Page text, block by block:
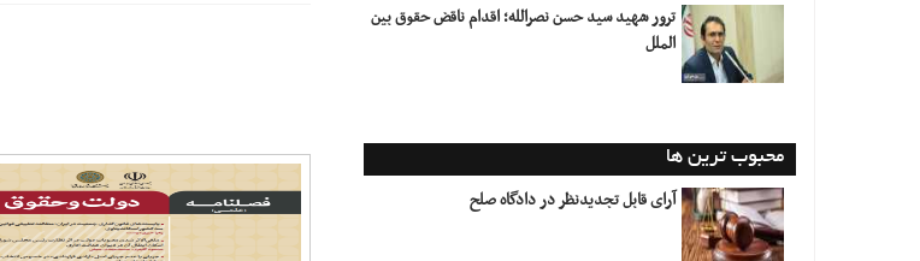
ترور شهید سید حسن نصرالله؛ اقدام ناقض حقوق بین
الملل
محبوب ترین ها
آرای قابل تجدیدنظر در دادگاه صلح